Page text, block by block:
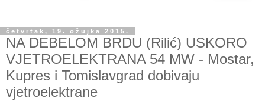
četvrtak, 19. ožujka 2015.
NA DEBELOM BRDU (Rilić) USKORO
VJETROELEKTRANA 54 MW - Mostar,
Kupres i Tomislavgrad dobivaju
vjetroelektrane